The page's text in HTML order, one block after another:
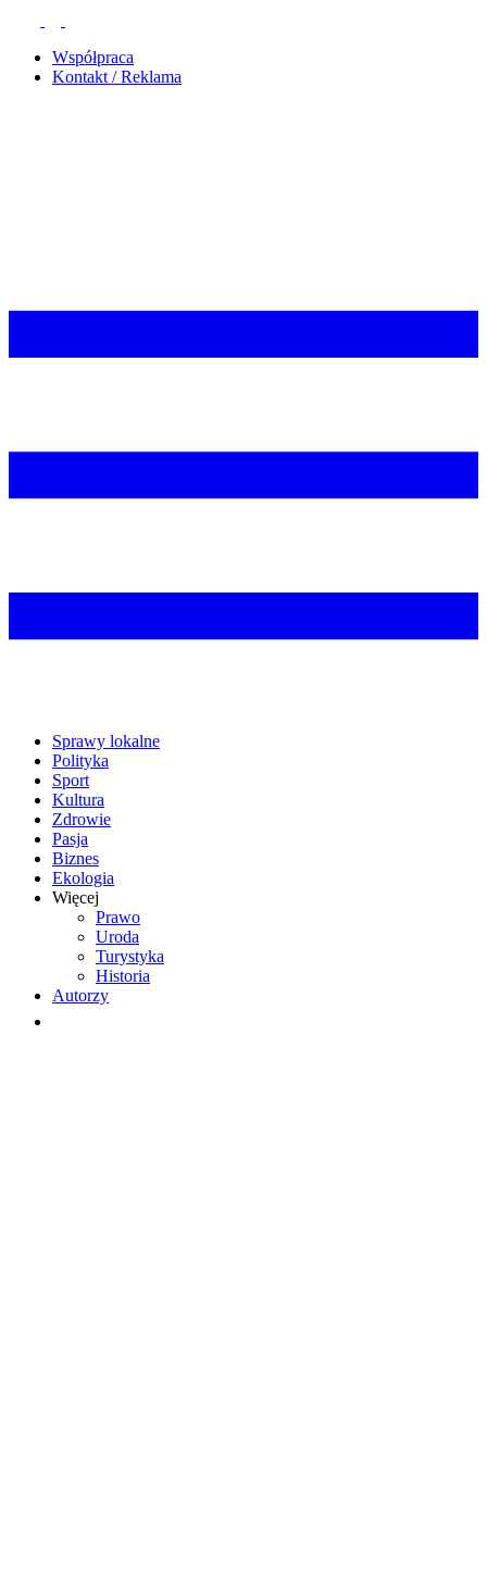
Współpraca
Kontakt / Reklama
Sprawy lokalne
Polityka
Sport
Kultura
Zdrowie
Pasja
Biznes
Ekologia
Więcej
Prawo
Uroda
Turystyka
Historia
Autorzy